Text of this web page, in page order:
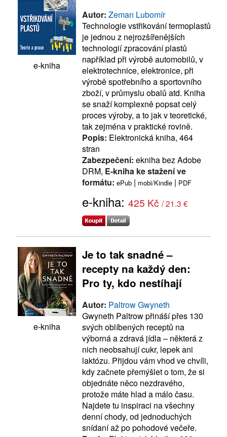
e-kniha
Autor: Zeman Lubomír
Technologie vstřikování termoplastů
je jednou z nejrozšířenějších
technologií zpracování plastů
například při výrobě automobilů, v
elektrotechnice, elektronice, při
výrobě spotřebního a sportovního
zboží, v průmyslu obalů atd. Kniha
se snaží komplexně popsat celý
proces výroby, a to jak v teoretické,
tak zejména v praktické rovině.
Popis: Elektronická kniha, 464
stran
Zabezpečení: ekniha bez Adobe
DRM, E-kniha ke stažení ve
formátu: ePub | mobi/Kindle | PDF
e-kniha: 425 Kč / 21.3 €
e-kniha
Je to tak snadné –
recepty na každý den:
Pro ty, kdo nestíhají
Autor: Paltrow Gwyneth
Gwyneth Paltrow přináší přes 130
svých oblíbených receptů na
výborná a zdravá jídla – některá z
nich neobsahují cukr, lepek ani
laktózu. Přijdou vám vhod ve chvíli,
kdy začnete přemýšlet o tom, že si
objednáte něco nezdravého,
protože máte hlad a málo času.
Najdete tu inspiraci na všechny
denní chody, od jednoduchých
snídaní až po pohodové večeře.